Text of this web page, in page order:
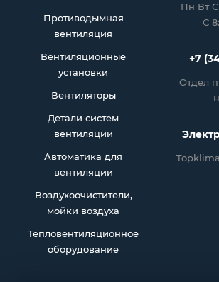
Противодымная
вентиляция
Вентиляционные
установки
Вентиляторы
Детали систем
вентиляции
Автоматика для
вентиляции
Воздухоочистители,
мойки воздуха
Тепловентиляционное
оборудование
Пн Вт
С
+7
Отдел